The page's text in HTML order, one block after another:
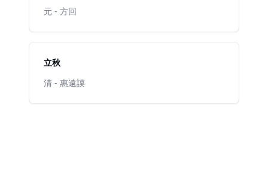
元 - 方回
立秋
清 - 惠遠謨